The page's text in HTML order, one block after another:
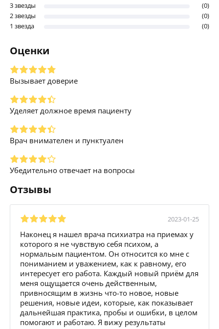
3 звезды
(0)
2 звезды
(0)
1 звезда
(0)
Оценки
Вызывает доверие
Уделяет должное время пациенту
Врач внимателен и пунктуален
Убедительно отвечает на вопросы
Отзывы
2023-01-25
Наконец я нашел врача психиатра на приемах у
которого я не чувствую себя психом, а
нормальым пациентом. Он относится ко мне с
пониманием и уважением, как к равному, его
интересует его работа. Каждый новый приём для
меня ощущается очень действенным,
привносящим в жизнь что-то новое, новые
решения, новые идеи, которые, как показывает
дальнейшая практика, пробы и ошибки, в целом
помогают и работаю. Я вижу результаты